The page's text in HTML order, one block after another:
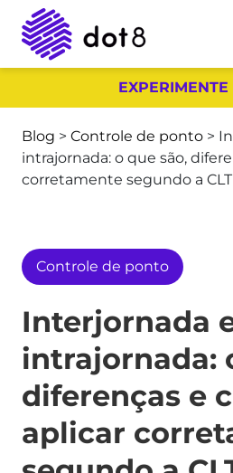
EXPERIMENTE
Blog > Controle de ponto >
intrajornada: o que são,
corretamente segundo a CLT
Controle de ponto
Interjornada
intrajornada:
diferenças e
aplicar